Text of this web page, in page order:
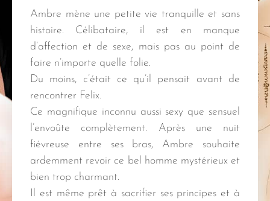
Ambre mène une petite vie tranquille et sans
histoire. Célibataire, il est en manque
d’affection et de sexe, mais pas au point de
faire n’importe quelle folie.
Du moins, c’était ce qu’il pensait avant de
rencontrer Felix.
Ce magnifique inconnu aussi sexy que sensuel
l’envoûte complètement. Après une nuit
fiévreuse entre ses bras, Ambre souhaite
ardemment revoir ce bel homme mystérieux et
bien trop charmant.
Il est même prêt à sacrifier ses principes et à